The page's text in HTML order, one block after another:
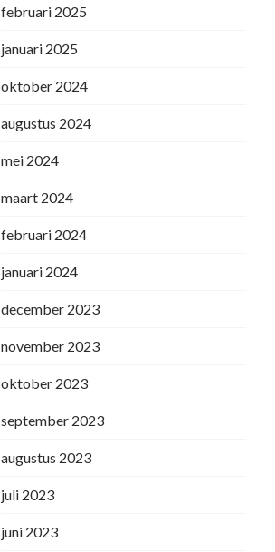
februari 2025
januari 2025
oktober 2024
augustus 2024
mei 2024
maart 2024
februari 2024
januari 2024
december 2023
november 2023
oktober 2023
september 2023
augustus 2023
juli 2023
juni 2023